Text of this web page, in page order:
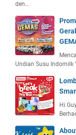
den…
Undian Susu Indomilk
Hi